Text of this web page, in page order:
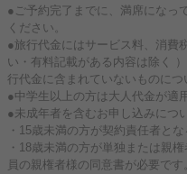
●ご予約完了までに、満席になっ
ください。
●旅行代金にはサービス料、消費
い・有料記載がある内容は除く
行代金に含まれていないものにつ
●中学生以上の方は大人代金が適
●未成年者を含むお申し込みにつ
・15歳未満の方が契約責任者と
・18歳未満の方が単独または親
員の親権者様の同意書が必要で